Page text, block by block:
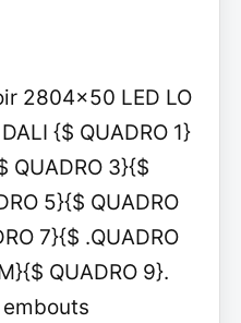
2804x50 LED LO
{$ QUADRO 1}
QUADRO 3}{$
5}{$ QUADRO
7}{$ .QUADRO
QUADRO 9}.